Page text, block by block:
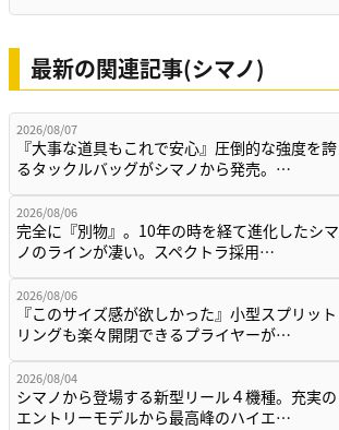
最新の関連記事(シマノ)
2026/08/07
『大事な道具もこれで安心』圧倒的な強度を誇
るタックルバッグがシマノから発売。…
2026/08/06
完全に『別物』。10年の時を経て進化したシマ
ノのラインが凄い。スペクトラ採用…
2026/08/06
『このサイズ感が欲しかった』小型スプリット
リングも楽々開閉できるプライヤーが…
2026/08/04
シマノから登場する新型リール４機種。充実の
エントリーモデルから最高峰のハイエ…